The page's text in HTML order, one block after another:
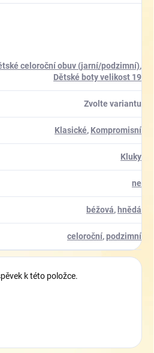
celoroční obuv (jarní/podzimní),
Dětské boty velikost 19
Zvolte variantu
Klasické, Kompromisní
Kluky
ne
béžová, hnědá
celoroční,podzimní
k této položce.